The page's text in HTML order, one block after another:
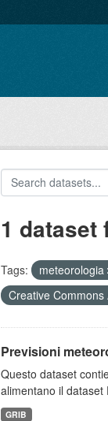
1 dataset
Tags: meteorologia
Creative Commons
Previsioni
Questo dataset
alimentano il dataset
GRIB